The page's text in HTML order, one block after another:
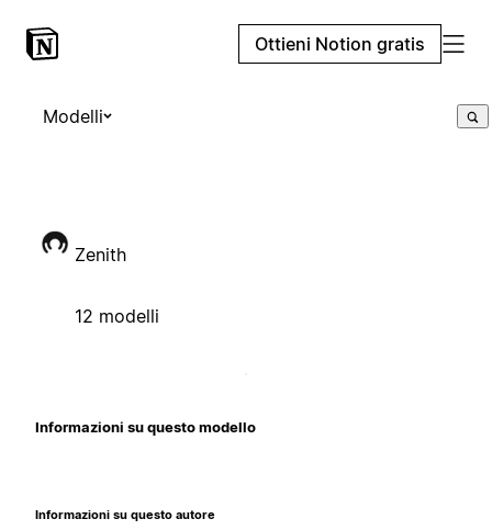
Ottieni Notion gratis
Modelli
Zenith
12 modelli
Informazioni su questo modello
Informazioni su questo autore